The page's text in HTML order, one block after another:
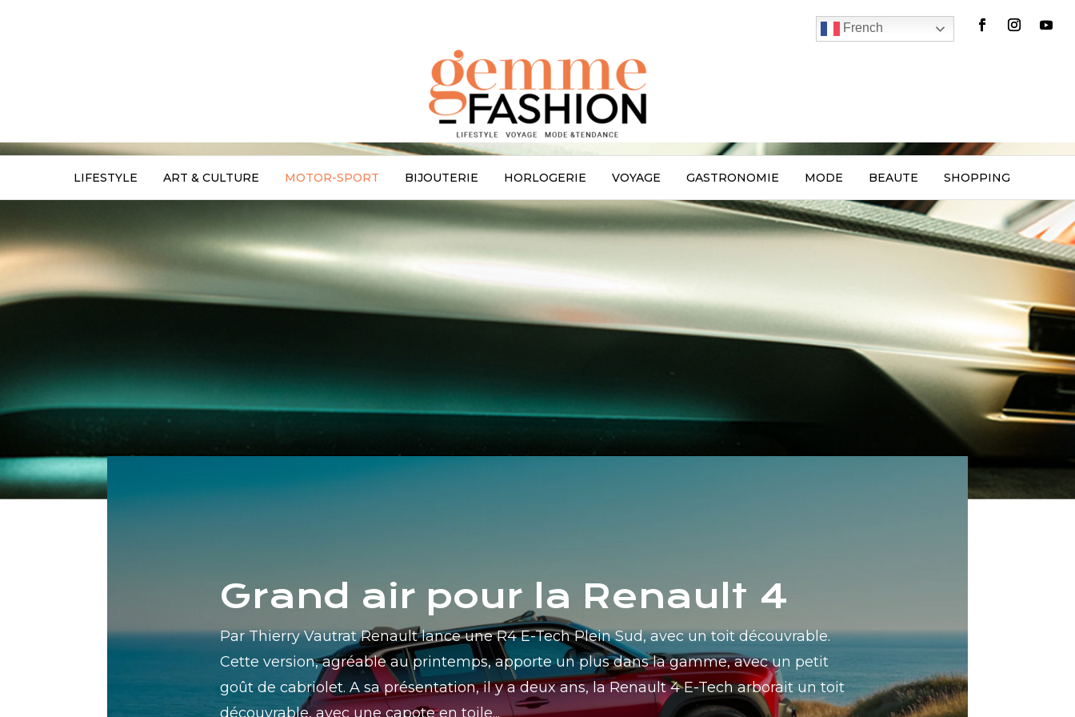
French
LIFESTYLE ART & CULTURE MOTOR-SPORT BIJOUTERIE HORLOGERIE VOYAGE GASTRONOMIE MODE BEAUTE SHOPPING
Grand air pour la Renault 4
Par Thierry Vautrat Renault lance une R4 E-Tech Plein Sud, avec un toit découvrable.
Cette version, agréable au printemps, apporte un plus dans la gamme, avec un petit
goût de cabriolet. A sa présentation, il y a deux ans, la Renault 4 E-Tech arborait un toit
découvrable, avec une capote en toile...